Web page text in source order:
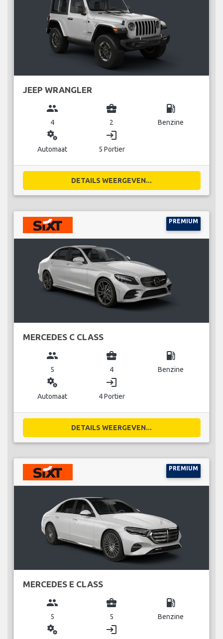
JEEP WRANGLER
group
4
business_center
2
local_gas_station
Benzine
miscellaneous_services
Automaat
login
5 Portier
DETAILS WEERGEVEN...
PREMIUM
MERCEDES C CLASS
group
5
business_center
4
local_gas_station
Benzine
miscellaneous_services
Automaat
login
4 Portier
DETAILS WEERGEVEN...
PREMIUM
MERCEDES E CLASS
group
5
business_center
5
local_gas_station
Benzine
miscellaneous_services login